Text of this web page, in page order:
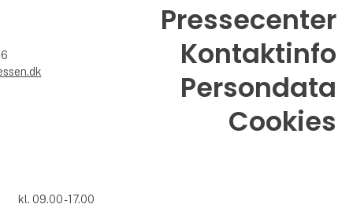
kl. 09.00 - 17.00
Pressecenter
Kontaktinfo
Persondata
Cookies